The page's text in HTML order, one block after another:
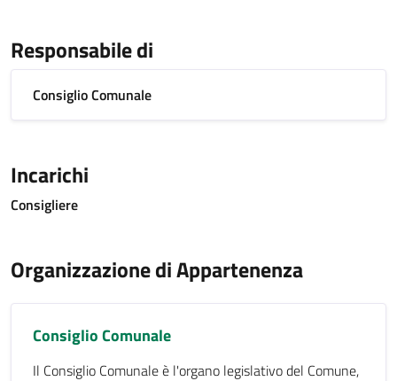
Responsabile di
Consiglio Comunale
Incarichi
Consigliere
Organizzazione di Appartenenza
Consiglio Comunale
Il Consiglio Comunale è l'organo legislativo del Comune,